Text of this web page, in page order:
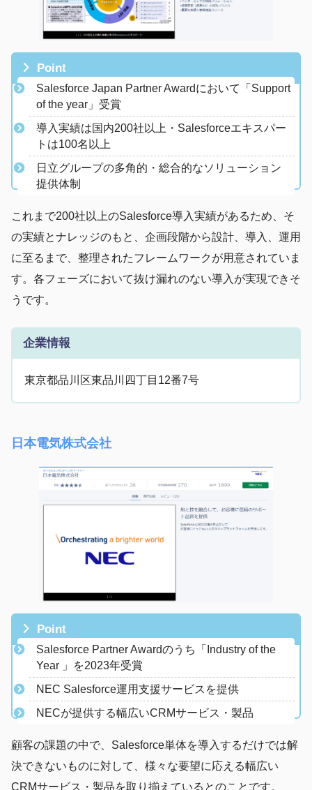
Point
Salesforce Japan Partner Awardにおいて「Support
of the year」受賞
​導入実績は国内200社以上・Salesforceエキスパー
トは100名以上
日立グループの多角的・総合的なソリューション
提供体制
これまで200社以上のSalesforce導入実績があるため、そ
の実績とナレッジのもと、企画段階から設計、導入、運用
に至るまで、整理されたフレームワークが用意されていま
す。各フェーズにおいて抜け漏れのない導入が実現できそ
うです。
企業情報
東京都品川区東品川四丁目12番7号
日本電気株式会社
Point
Salesforce Partner Awardのうち「Industry of the
Year 」を2023年受賞
​NEC Salesforce運用支援サービスを提供
NECが提供する幅広いCRMサービス・製品
顧客の課題の中で、Salesforce単体を導入するだけでは解
決できないものに対して、様々な要望に応える幅広い
CRMサービス・製品を取り揃えているとのことです。